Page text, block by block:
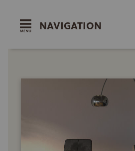
NAVIGATION